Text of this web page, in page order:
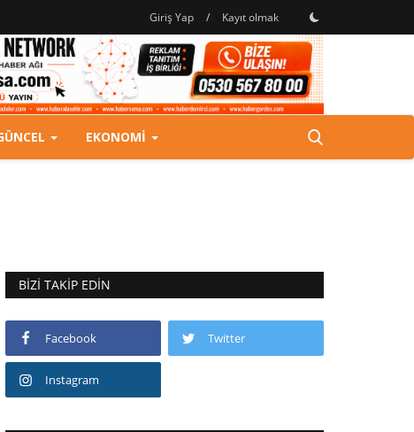
Giriş Yap / Kayıt olmak
EKONOMI
BIZI TAKIP EDIN
Facebook Twitter
Instagram